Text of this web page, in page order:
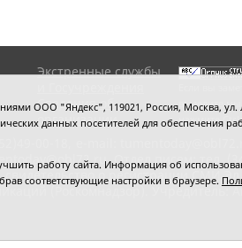
Экстренные службы
Сведения об
организации
выделите
нажмите
Отдел писем: тел.
о регистрации СМИ
(Роскомнадзор). Учредитель:
ООО "Яндекс", 119021, Россия, Москва,
данных посетителей для обеспечения
работу сайта. Информация об
соответствующие настройки в браузере.